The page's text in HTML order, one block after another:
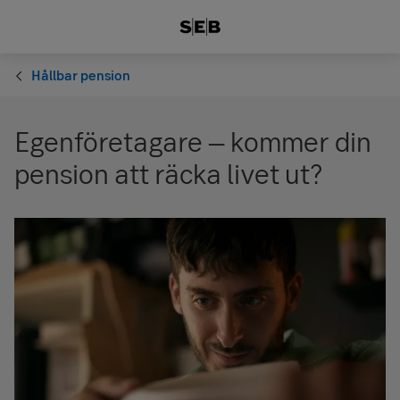
Hållbar pension
Egenföretagare – kommer din
pension att räcka livet ut?